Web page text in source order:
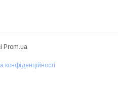
Prom.ua
конфіденційності